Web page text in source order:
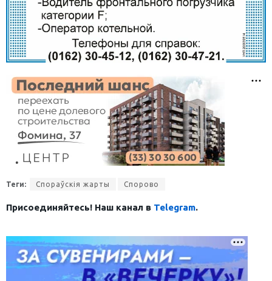
Теги: Спораўскія жарты Спорово
Присоединяйтесь! Наш канал в Telegram.